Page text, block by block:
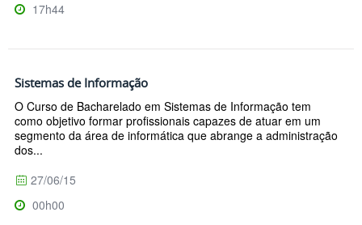
17h44
Sistemas de Informação
O Curso de Bacharelado em Sistemas de Informação tem
como objetivo formar profissionais capazes de atuar em um
segmento da área de informática que abrange a administração
dos...
27/06/15
00h00